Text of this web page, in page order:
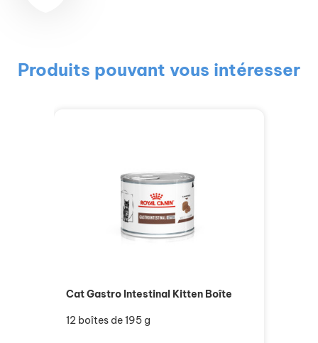
Produits pouvant vous intéresser
Cat Gastro Intestinal Kitten Boîte
12 boîtes de 195 g